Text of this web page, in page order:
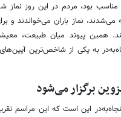
مناسب بود، مردم در این روز نماز
می‌شدند، نماز باران می‌خواندند و
همین پیوند میان طبیعت،
به یکی از شاخص‌ترین
برگزار می‌شود
این است که این مراسم